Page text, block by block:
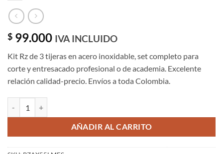
$ 99.000 IVA INCLUIDO
Kit Rz de 3 tijeras en acero inoxidable, set completo para
corte y entresacado profesional o de academia. Excelente
relación calidad-precio. Envíos a toda Colombia.
AÑADIR AL CARRITO